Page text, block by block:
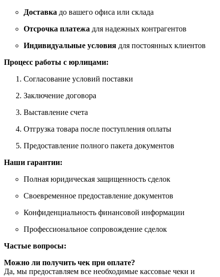
Доставка до вашего офиса или склада
Отсрочка платежа для надежных контрагентов
Индивидуальные условия для постоянных клиентов
Процесс работы с юрлицами:
Согласование условий поставки
Заключение договора
Выставление счета
Отгрузка товара после поступления оплаты
Предоставление полного пакета документов
Наши гарантии:
Полная юридическая защищенность сделок
Своевременное предоставление документов
Конфиденциальность финансовой информации
Профессиональное сопровождение сделок
Частые вопросы:
Можно ли получить чек при оплате?
Да, мы предоставляем все необходимые кассовые чеки и